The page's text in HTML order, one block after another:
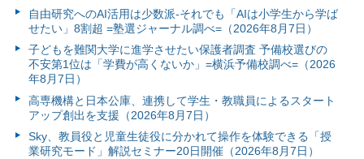
自由研究へのAI活用は少数派-それでも「AIは小学生から学ば
せたい」8割超 =塾選ジャーナル調べ=（2026年8月7日）
子どもを難関大学に進学させたい保護者調査 予備校選びの
不安第1位は「学費が高くないか」=横浜予備校調べ=（2026
年8月7日）
高専機構と日本公庫、連携して学生・教職員によるスタート
アップ創出を支援（2026年8月7日）
Sky、教員役と児童生徒役に分かれて操作を体験できる「授
業研究モード」解説セミナー20日開催（2026年8月7日）